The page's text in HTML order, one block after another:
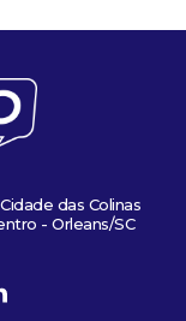
das Colinas
- Orleans/SC